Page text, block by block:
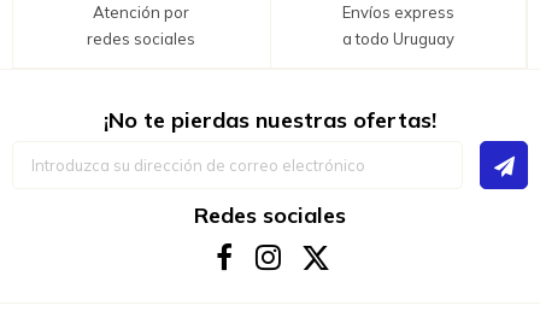
Atención por
redes sociales
Envíos express
a todo Uruguay
¡No te pierdas nuestras ofertas!
Redes sociales